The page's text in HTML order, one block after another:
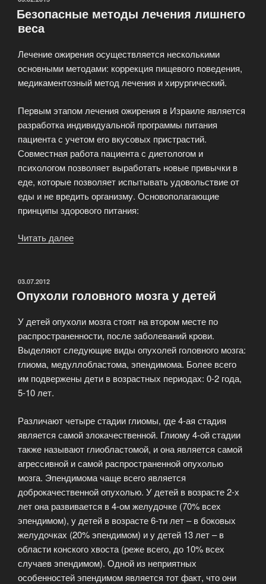
Безопасные методы лечения лишнего
веса
Лечение ожирения осуществляется несколькими
основными методами: коррекция пищевого поведения,
медикаментозный метод лечения и хирургический.
Первым этапом лечения ожирения в Израиле является
разработка индивидуальной программы питания
пациента с учетом его вкусовых пристрастий.
Совместная работа пациента с диетологом и
психологом позволяет выработать новые привычки в
еде, которые позволяет испытывать удовольствие от
еды и не вредить организму. Основополагающие
принципы здорового питания:
Читать далее
веса»
ОПУБЛИКОВАНО
03.07.2012
Опухоли головного мозга у детей
У детей опухоли мозга стоят на втором месте по
распространенности, после заболеваний крови.
Выделяют следующие виды опухолей головного мозга:
глиома, медуллобластома, эпендимома. Более всего
им подвержены дети в возрастных периодах: 0-2 года,
5-10 лет.
Различают четыре стадии глиомы, где 4-ая стадия
является самой злокачественной. Глиому 4-ой стадии
также называют глиобластомой, и она является самой
агрессивной и самой распространенной опухолью
мозга. Эпендимома чаще всего является
доброкачественной опухолью. У детей в возрасте 2-х
лет она развивается в 4-ом желудочке (70% всех
эпендимом), у детей в возрасте 6-ти лет – в боковых
желудочках (20% эпендимом) и у детей 13 лет – в
области конского хвоста (реже всего, до 10% всех
случаев эпендимом). Одной из неприятных
особенностей эпендимом является тот факт, что они